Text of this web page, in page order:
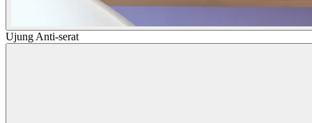
Ujung Anti-serat